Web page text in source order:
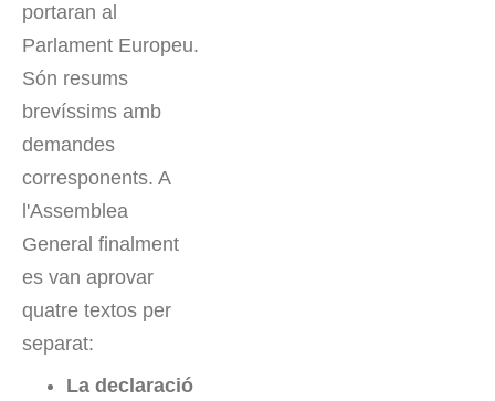
portaran al
Parlament Europeu.
Són resums
brevíssims amb
demandes
corresponents. A
l'Assemblea
General finalment
es van aprovar
quatre textos per
separat:
La declaració